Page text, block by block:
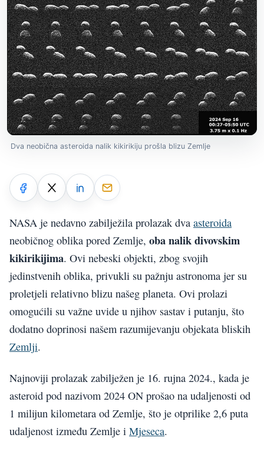
Dva neobična asteroida nalik kikirikiju prošla blizu Zemlje
NASA je nedavno zabilježila prolazak dva asteroida
neobičnog oblika pored Zemlje, oba nalik divovskim
kikirikijima. Ovi nebeski objekti, zbog svojih
jedinstvenih oblika, privukli su pažnju astronoma jer su
proletjeli relativno blizu našeg planeta. Ovi prolazi
omogućili su važne uvide u njihov sastav i putanju, što
dodatno doprinosi našem razumijevanju objekata bliskih
Zemlji.
Najnoviji prolazak zabilježen je 16. rujna 2024., kada je
asteroid pod nazivom 2024 ON prošao na udaljenosti od
1 milijun kilometara od Zemlje, što je otprilike 2,6 puta
udaljenost između Zemlje i Mjeseca.